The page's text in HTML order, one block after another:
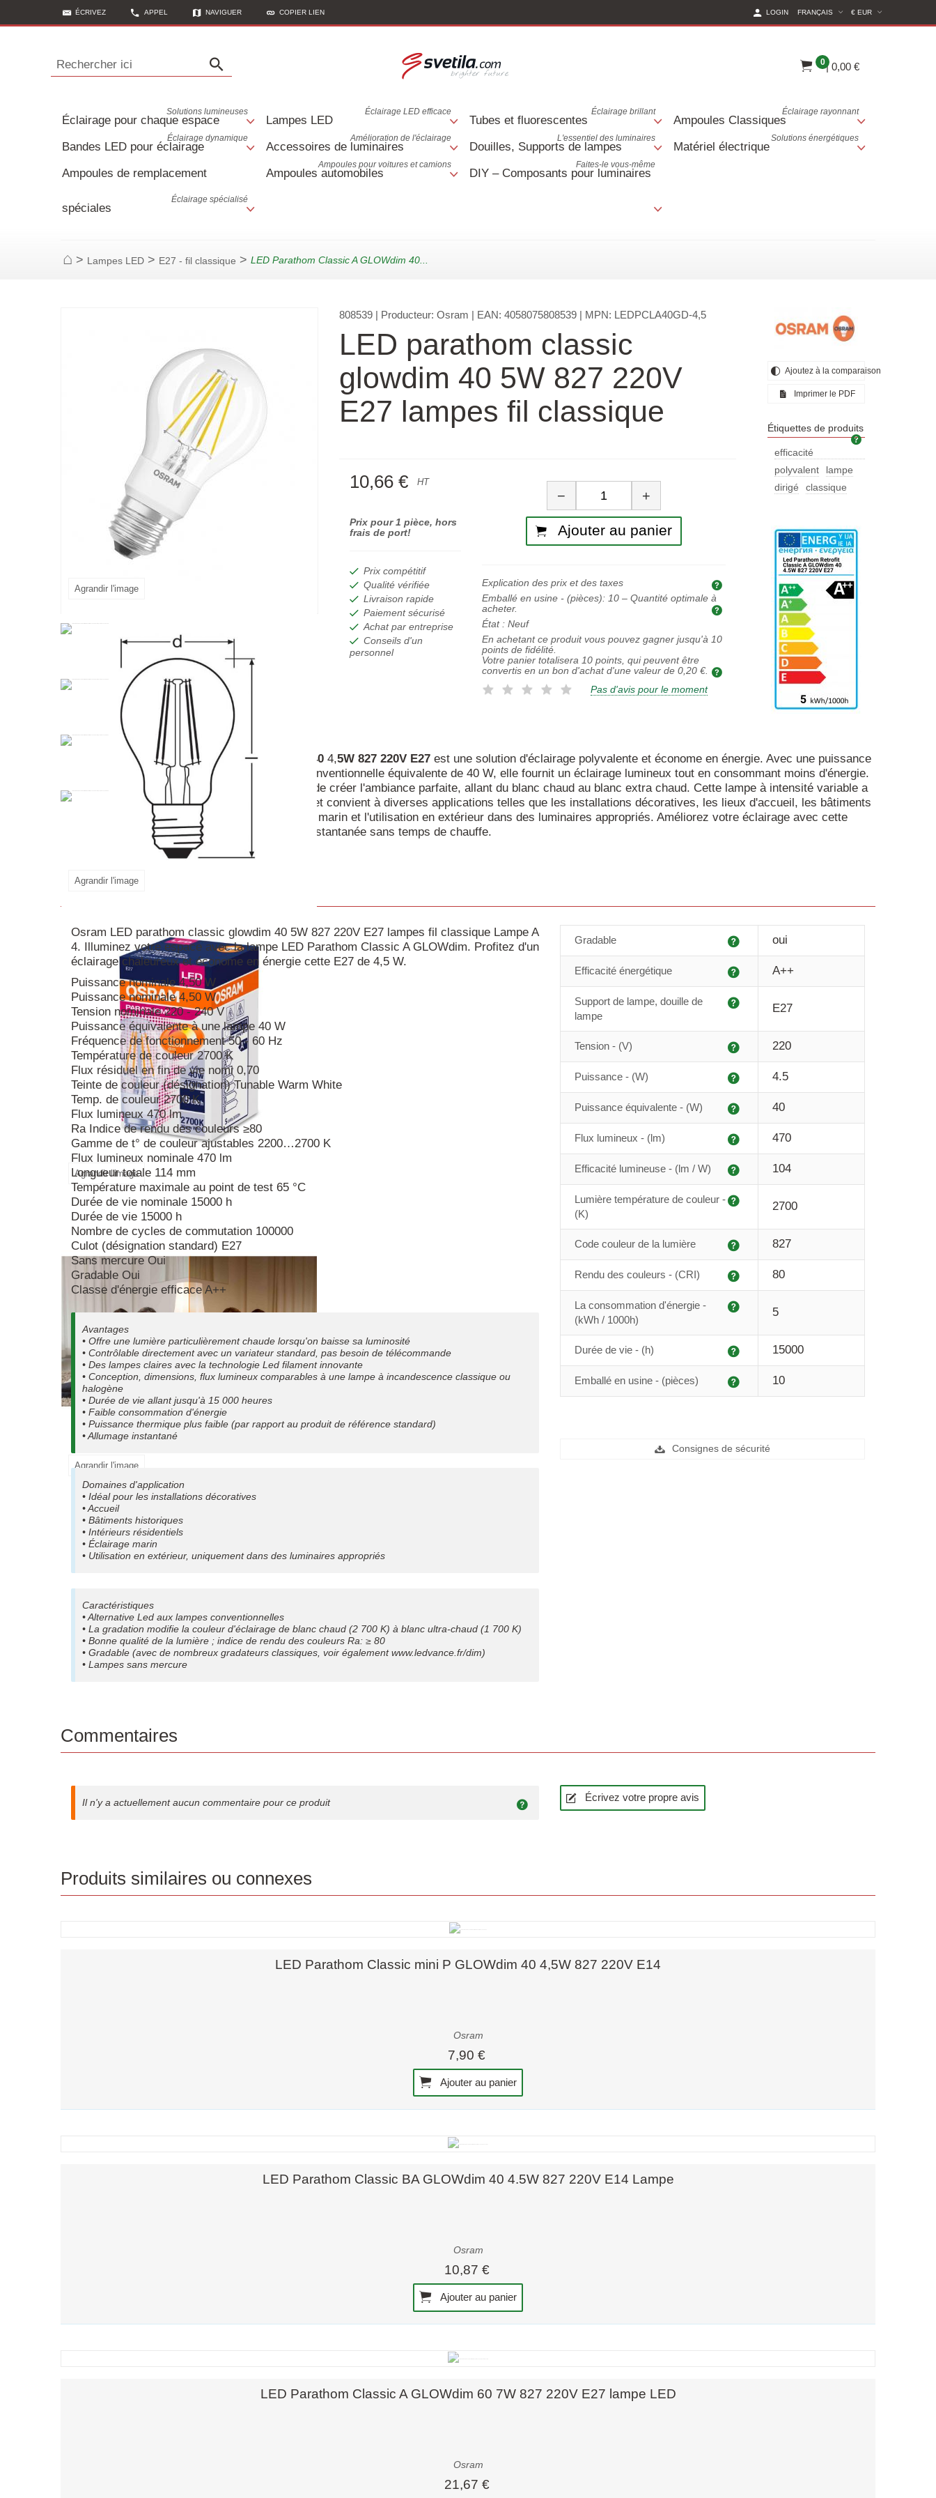
ÉCRIVEZ APPEL NAVIGUER COPIER LIEN € EUR (CURRENT
FRANÇAIS
LOGIN
Rechercher ici 0| 0,00 €
Éclairage pour chaque espace
Solutions lumineuses
Lampes LED
Éclairage LED efficace
Tubes et fluorescentes
Éclairage brillant
Ampoules Classiques
Éclairage rayonnant
Bandes LED pour éclairage
Éclairage dynamique
Accessoires de luminaires
Amélioration de l'éclairage
Douilles, Supports de lampes
L'essentiel des luminaires
Matériel électrique
Solutions énergétiques
Ampoules de remplacement
spéciales
Éclairage spécialisé
Ampoules automobiles
Ampoules pour voitures et camions
DIY – Composants pour luminaires
Faites-le vous-même
Page d'accueil
> Lampes LED > E27 - fil classique > LED Parathom Classic A GLOWdim 40...
Agrandir l'image
Agrandir l'image
Agrandir l'image
Agrandir l'image
808539| Producteur: Osram | EAN: 4058075808539| MPN: LEDPCLA40GD-4,5
LED parathom classic
glowdim 40 5W 827 220V
E27 lampes fil classique
10,66 € HT
Prix pour 1 pièce, hors
frais de port!
Prix compétitif
Qualité vérifiée
Livraison rapide
Paiement sécurisé
Achat par entreprise
Conseils d'un
personnel
Quantité
− +
Ajouter au panier
Explication des prix et des taxes
Explication des prix et des taxes
Emballé en usine - (pièces): 10– Quantité optimale à
acheter.
Quantité optimale à acheter
État : Neuf
En achetant ce produit vous pouvez gagner jusqu'à 10
points de fidélité.
Votre panier totalisera 10points, qui peuvent être
convertis en un bon d'achat d'une valeur de 0,20 €.
Pas d'avis pour le moment
Ajoutez à la comparaison
Imprimer le PDF
Étiquettes de produits
Étiquettes de
efficacité
énergétique
polyvalent
lampe
dirigé
classique
LED Parathom Classic AGLOWdim 40 4,5W 827 220V E27 est une solution d'éclairage polyvalente et économe en énergie. Avec une puissance
nominale de 4,5 W et une puissance de lampe conventionnelle équivalente de 40 W, elle fournit un éclairage lumineux tout en consommant moins d'énergie.
La température de couleur réglable vous permet de créer l'ambiance parfaite, allant du blanc chaud au blanc extra chaud. Cette lampe à intensité variable a
une longue durée de vie (jusqu'à 15 000 heures) et convient à diverses applications telles que les installations décoratives, les lieux d'accueil, les bâtiments
historiques, les intérieurs résidentiels, l'éclairage marin et l'utilisation en extérieur dans des luminaires appropriés. Améliorez votre éclairage avec cette
lampe LED sans mercure qui offre une lumière instantanée sans temps de chauffe.
En savoir plus
Osram LED parathom classic glowdim 40 5W 827 220V E27 lampes fil classique Lampe A
4. Illuminez votre espace avec la lampe LED Parathom Classic A GLOWdim. Profitez d'un
éclairage chaleureux et économe en énergie cette E27 de 4,5 W.
Puissance nominale 4,50 W
Puissance nominale 4,50 W
Tension nominale 220 - 240 V
Puissance équivalente à une lampe 40 W
Fréquence de fonctionnement 50 - 60 Hz
Température de couleur 2700 K
Flux résiduel en fin de vie nomi 0,70
Teinte de couleur (désignation) Tunable Warm White
Temp. de couleur 2700 K
Flux lumineux 470 lm
Ra Indice de rendu des couleurs ≥80
Gamme de t° de couleur ajustables 2200…2700 K
Flux lumineux nominale 470 lm
Longueur totale 114 mm
Température maximale au point de test 65 °C
Durée de vie nominale 15000 h
Durée de vie 15000 h
Nombre de cycles de commutation 100000
Culot (désignation standard) E27
Sans mercure Oui
Gradable Oui
Classe d'énergie efficace A++
Avantages
• Offre une lumière particulièrement chaude lorsqu'on baisse sa luminosité
• Contrôlable directement avec un variateur standard, pas besoin de télécommande
• Des lampes claires avec la technologie Led filament innovante
• Conception, dimensions, flux lumineux comparables à une lampe à incandescence classique ou
halogène
• Durée de vie allant jusqu'à 15 000 heures
• Faible consommation d'énergie
• Puissance thermique plus faible (par rapport au produit de référence standard)
• Allumage instantané
Domaines d'application
• Idéal pour les installations décoratives
• Accueil
• Bâtiments historiques
• Intérieurs résidentiels
• Éclairage marin
• Utilisation en extérieur, uniquement dans des luminaires appropriés
Caractéristiques
• Alternative Led aux lampes conventionnelles
• La gradation modifie la couleur d'éclairage de blanc chaud (2 700 K) à blanc ultra-chaud (1 700 K)
• Bonne qualité de la lumière ; indice de rendu des couleurs Ra: ≥ 80
• Gradable (avec de nombreux gradateurs classiques, voir également www.ledvance.fr/dim)
• Lampes sans mercure
Explication
Gradable oui
Explication
Efficacité énergétique A++
Support de lampe, douille de
lampe
E27
Explication
Tension - (V) 220
Explication
Puissance - (W) 4.5
Explication
Puissance équivalente - (W) 40
Explication
Flux lumineux - (lm) 470
Explication
Efficacité lumineuse - (lm / W) 104
Lumière température de couleur -
(K)
2700
Explication
Code couleur de la lumière 827
Explication
Rendu des couleurs - (CRI) 80
La consommation d'énergie -
(kWh / 1000h)
5
Explication
Durée de vie - (h) 15000
Explication
Emballé en usine - (pièces) 10
Consignes de sécurité
Commentaires
Il n'y a actuellement aucun commentaire pour ce produit Écrivez votre propre avis
Produits similaires ou connexes
LED Parathom Classic mini P GLOWdim 40 4,5W 827 220V E14
Osram
7,90 €
Ajouter au panier
LED Parathom Classic BA GLOWdim 40 4.5W 827 220V E14 Lampe
Osram
10,87 €
Ajouter au panier
LED Parathom Classic A GLOWdim 60 7W 827 220V E27 lampe LED
Osram
21,67 €